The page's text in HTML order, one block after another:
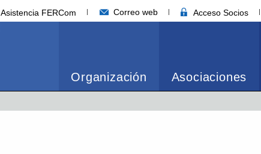
Asistencia FERCom Correo web Acceso Socios
Organización Asociaciones